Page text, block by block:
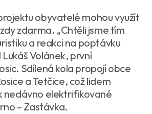
obyvatelé mohou využít
zdarma. „Chtěli jsme tím
a reakci na poptávku
Volánek, první
Sdílená kola propojí obce
a Tetčice, což lidem
nedávno elektrifikované
– Zastávka.